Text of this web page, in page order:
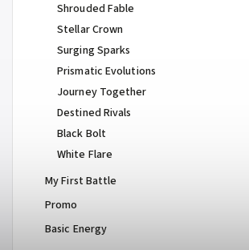
Shrouded Fable
Stellar Crown
Surging Sparks
Prismatic Evolutions
Journey Together
Destined Rivals
Black Bolt
White Flare
My First Battle
Promo
Basic Energy